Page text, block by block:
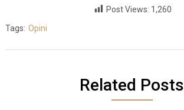
Post Views: 1,260
Tags: Opini
Related Posts